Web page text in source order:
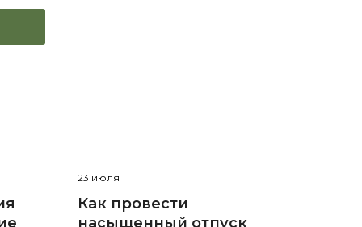
23 июля
Как провести
насыщенный отпуск